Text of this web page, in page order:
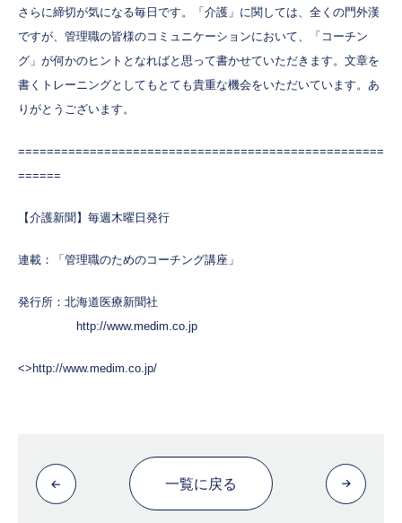
さらに締切が気になる毎日です。「介護」に関しては、全くの門外漢
ですが、管理職の皆様のコミュニケーションにおいて、「コーチン
グ」が何かのヒントとなればと思って書かせていただきます。文章を
書くトレーニングとしてもとても貴重な機会をいただいています。あ
りがとうございます。
===================================================
======
【介護新聞】毎週木曜日発行
連載：「管理職のためのコーチング講座」
発行所：北海道医療新聞社
http://www.medim.co.jp
<>http://www.medim.co.jp/
一覧に戻る